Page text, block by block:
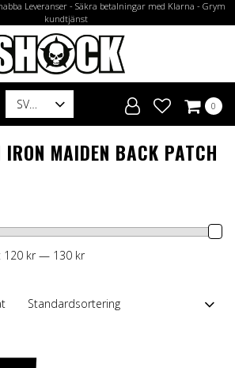
Leveranser - Säkra betalningar med Klarna - Grym
kundtjänst
SV 0
IRON MAIDEN BACK PATCH
120 kr— 130 kr